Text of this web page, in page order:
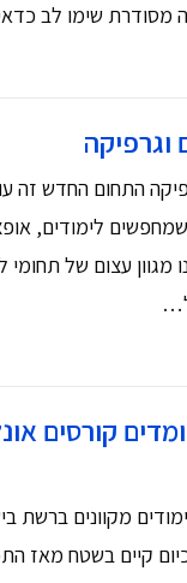
מסודרת שימו לב
וגרפיקה
4-2025 - כשמחפשים
מגוון עצום של תחומי
קורסים
כיום קיים בשטח מאז